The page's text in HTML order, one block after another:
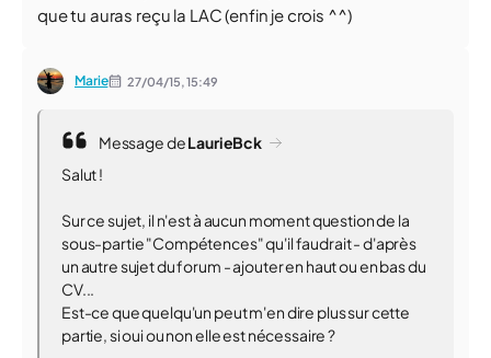
que tu auras reçu la LAC (enfin je crois ^^)
Marie 27/04/15,15:49
Message deLaurieBck
Salut !
Sur ce sujet, il n'est à aucun moment question de la
sous-partie "Compétences" qu'il faudrait - d'après
un autre sujet du forum - ajouter en haut ou en bas du
CV...
Est-ce que quelqu'un peut m'en dire plus sur cette
partie, si oui ou non elle est nécessaire ?